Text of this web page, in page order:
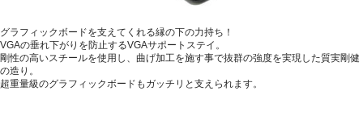
グラフィックボードを支えてくれる縁の下の力持ち！
VGAの垂れ下がりを防止するVGAサポートステイ。
剛性の高いスチールを使用し、曲げ加工を施す事で抜群の強度を実現した質実剛健
の造り。
超重量級のグラフィックボードもガッチリと支えられます。